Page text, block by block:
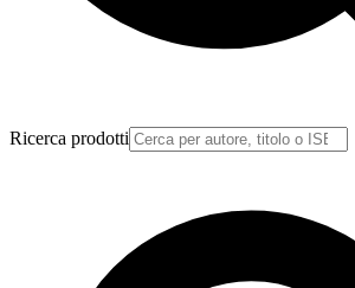
Ricerca prodotti